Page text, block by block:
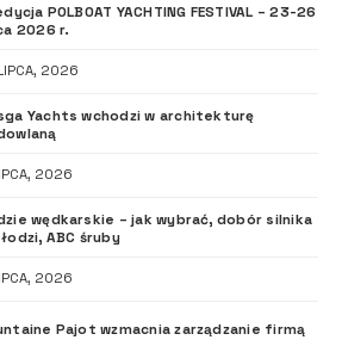
POLBOAT YACHTING FESTIVAL – 23-26
2026 r.
2026
Yachts wchodzi w architekturę
2026
wędkarskie – jak wybrać, dobór silnika
ABC śruby
2026
Pajot wzmacnia zarządzanie firmą